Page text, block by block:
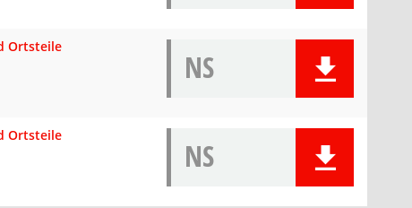
Ortsteile
NS
Ortsteile
NS